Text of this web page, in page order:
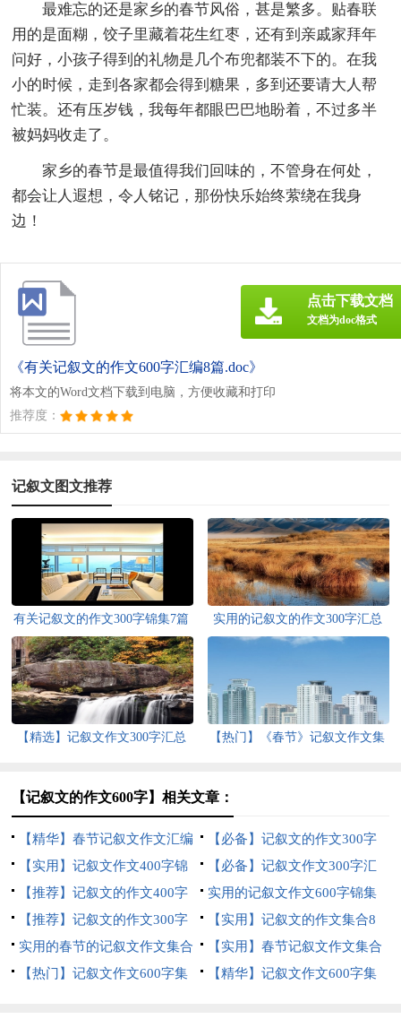
最难忘的还是家乡的春节风俗，甚是繁多。贴春联
用的是面糊，饺子里藏着花生红枣，还有到亲戚家拜年
问好，小孩子得到的礼物是几个布兜都装不下的。在我
小的时候，走到各家都会得到糖果，多到还要请大人帮
忙装。还有压岁钱，我每年都眼巴巴地盼着，不过多半
被妈妈收走了。
家乡的春节是最值得我们回味的，不管身在何处，
都会让人遐想，令人铭记，那份快乐始终萦绕在我身
边！
《有关记叙文的作文600字汇编8篇.doc》
将本文的Word文档下载到电脑，方便收藏和打印
推荐度：
点击下载文档
文档为doc格式
记叙文图文推荐
有关记叙文的作文300字锦集7篇
实用的记叙文的作文300字汇总
八篇
【精选】记叙文作文300字汇总
【热门】《春节》记叙文作文集
【记叙文的作文600字】相关文章：
【精华】春节记叙文作文汇编
十篇
【必备】记叙文的作文300字
汇总5篇
【实用】记叙文作文400字锦
集七篇
【必备】记叙文作文300字汇
编八篇
【推荐】记叙文的作文400字
汇总十篇
实用的记叙文作文600字锦集
六篇
【推荐】记叙文的作文300字
集合7篇
【实用】记叙文的作文集合8
篇
实用的春节的记叙文作文集合
七篇
【实用】春节记叙文作文集合
九篇
【热门】记叙文作文600字集
【精华】记叙文作文600字集